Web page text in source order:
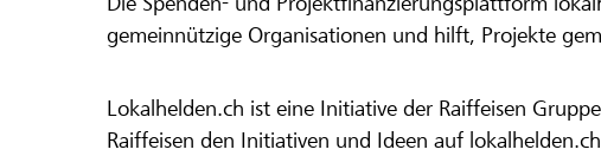
gemeinnützige Organisationen und hilft, Projekte
Lokalhelden.ch ist eine Initiative der Raiffeisen
Raiffeisen den Initiativen und Ideen auf